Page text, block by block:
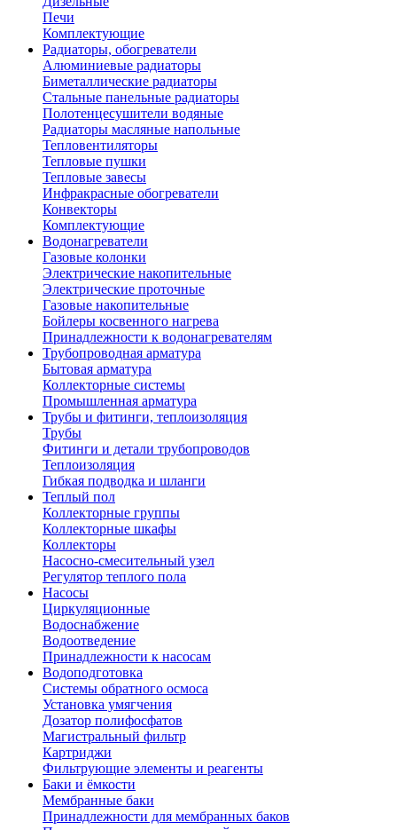
Печи
Комплектующие
Радиаторы, обогреватели
Алюминиевые радиаторы
Биметаллические радиаторы
Стальные панельные радиаторы
Полотенцесушители водяные
Радиаторы масляные напольные
Тепловентиляторы
Тепловые пушки
Тепловые завесы
Инфракрасные обогреватели
Конвекторы
Комплектующие
Водонагреватели
Газовые колонки
Электрические накопительные
Электрические проточные
Газовые накопительные
Бойлеры косвенного нагрева
Принадлежности к водонагревателям
Трубопроводная арматура
Бытовая арматура
Коллекторные системы
Промышленная арматура
Трубы и фитинги, теплоизоляция
Трубы
Фитинги и детали трубопроводов
Теплоизоляция
Гибкая подводка и шланги
Теплый пол
Коллекторные группы
Коллекторные шкафы
Коллекторы
Насосно-смесительный узел
Регулятор теплого пола
Насосы
Циркуляционные
Водоснабжение
Водоотведение
Принадлежности к насосам
Водоподготовка
Системы обратного осмоса
Установка умягчения
Дозатор полифосфатов
Магистральный фильтр
Картриджи
Фильтрующие элементы и реагенты
Баки и ёмкости
Мембранные баки
Принадлежности для мембранных баков